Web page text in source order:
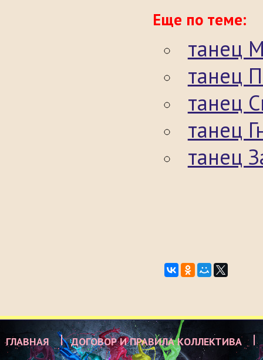
Еще по теме:
танец
танец
танец
танец
танец
ГЛАВНАЯ ДОГОВОР И ПРАВИЛА КОЛЛЕКТИВА